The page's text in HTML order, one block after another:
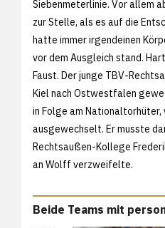
Siebenmeterlinie. Vor allem
zur Stelle, als es auf die
hatte immer irgendeinen
vor dem Ausgleich stand.
Faust. Der junge TBV-
Kiel nach Ostwestfalen
in Folge am
ausgewechselt. Er musste
Rechtsaußen-Kollege
an Wolff verzweifelte.
Beide Teams mit